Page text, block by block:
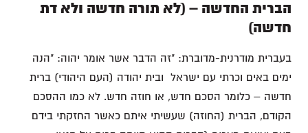
הברית החדשה – (לא תורה חדשה ולא דת
חדשה)
בעברית מודרנית-מדוברת: "זה הדבר אשר אומר יהוה: "הנה
ימים באים וכרתי עם ישראל ובית יהודה (העם היהודי) ברית
חדשה – כלומר הסכם חדש, או חוזה חדש. לא כמו ההסכם
הקודם, הברית (החוזה) שעשיתי איתם כאשר החזקתי בידם